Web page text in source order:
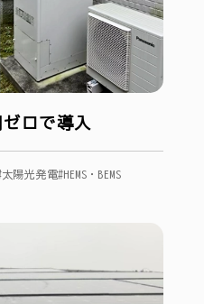
ロで導入
太陽光発電#HEMS・BEMS